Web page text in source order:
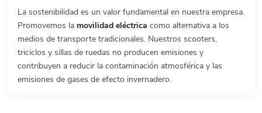
La sostenibilidad es un valor fundamental en nuestra empresa.
Promovemos la movilidad eléctrica como alternativa a los
medios de transporte tradicionales. Nuestros scooters,
triciclos y sillas de ruedas no producen emisiones y
contribuyen a reducir la contaminación atmosférica y las
emisiones de gases de efecto invernadero.